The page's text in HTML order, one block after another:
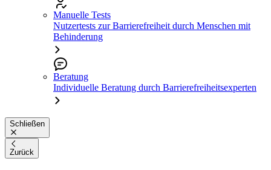
Manuelle Tests
Nutzertests zur Barrierefreiheit durch Menschen mit
Behinderung
Beratung
Individuelle Beratung durch Barrierefreiheitsexperten
Schließen
Zurück